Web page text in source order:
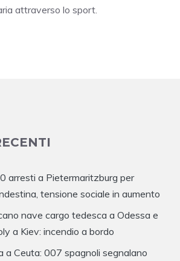
attraverso lo sport.
arresti a Pietermaritzburg per
tensione sociale in aumento
nave cargo tedesca a Odessa e
a Kiev: incendio a bordo
a Ceuta: 007 spagnoli segnalano